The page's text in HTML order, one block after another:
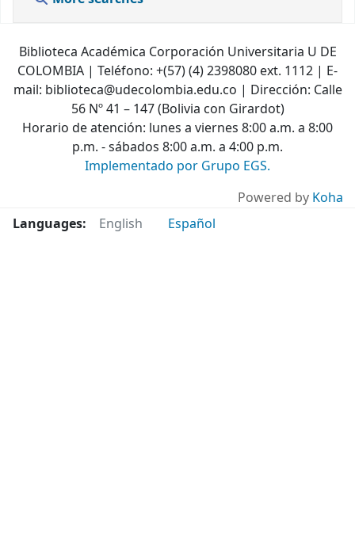
Biblioteca Académica Corporación Universitaria U DE
COLOMBIA | Teléfono: +(57) (4) 2398080 ext. 1112 | E-
mail: biblioteca@udecolombia.edu.co | Dirección: Calle
56 Nº 41 – 147 (Bolivia con Girardot)
Horario de atención: lunes a viernes 8:00 a.m. a 8:00
p.m. - sábados 8:00 a.m. a 4:00 p.m.
Implementado por Grupo EGS.
Powered by Koha
Languages:
English Español